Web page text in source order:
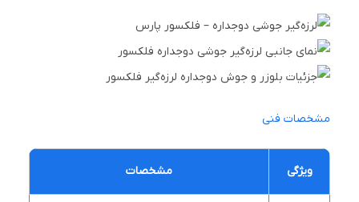
مشخصات فنی
ویژگی مشخصات